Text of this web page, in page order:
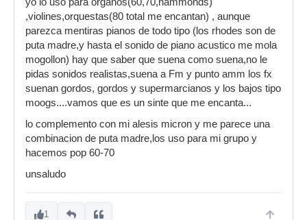
,violines,orquestas(80 total me encantan) , aunque
parezca mentiras pianos de todo tipo (los rhodes son de
puta madre,y hasta el sonido de piano acustico me mola
mogollon) hay que saber que suena como suena,no le
pidas sonidos realistas,suena a Fm y punto amm los fx
suenan gordos, gordos y supermarcianos y los bajos tipo
moogs....vamos que es un sinte que me encanta...
lo complemento con mi alesis micron y me parece una
combinacion de puta madre,los uso para mi grupo y
hacemos pop 60-70
unsaludo
1